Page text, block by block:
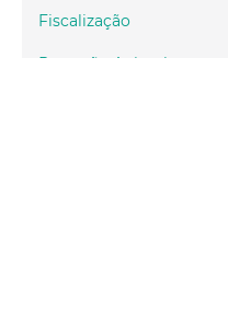
Fiscalização
Proteção Animal